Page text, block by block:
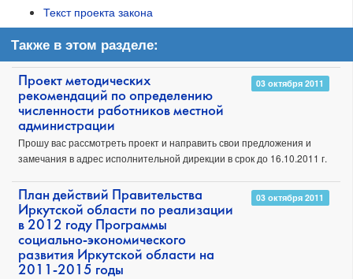
Текст проекта закона
Также в этом разделе:
Проект методических
рекомендаций по определению
численности работников местной
администрации
03 октября 2011
Прошу вас рассмотреть проект и направить свои предложения и
замечания в адрес исполнительной дирекции в срок до 16.10.2011 г.
План действий Правительства
Иркутской области по реализации
в 2012 году Программы
социально-экономического
развития Иркутской области на
2011-2015 годы
03 октября 2011